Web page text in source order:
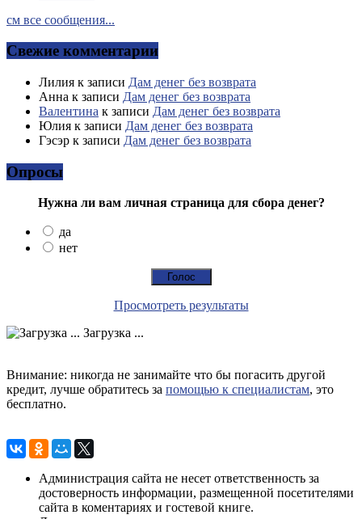
см все сообщения...
Свежие комментарии
Лилия к записи Дам денег без возврата
Анна к записи Дам денег без возврата
Валентина к записи Дам денег без возврата
Юлия к записи Дам денег без возврата
Гэсэр к записи Дам денег без возврата
Опросы
Нужна ли вам личная страница для сбора денег?
да
нет
Просмотреть результаты
Загрузка ...
Внимание: никогда не занимайте что бы погасить другой
кредит, лучше обратитесь за помощью к специалистам, это
бесплатно.
Администрация сайта не несет ответственность за
достоверность информации, размещенной посетителями
сайта в коментариях и гостевой книге.